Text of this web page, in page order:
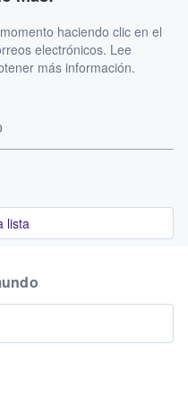
haciendo clic en el
electrónicos. Lee
más información.
lista